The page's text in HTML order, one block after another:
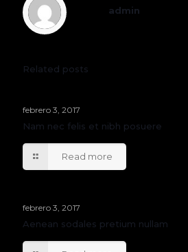
admin
Related posts
febrero 3, 2017
Nam nec felis et nibh posuere
Read more
febrero 3, 2017
Aenean sodales pretium nullam